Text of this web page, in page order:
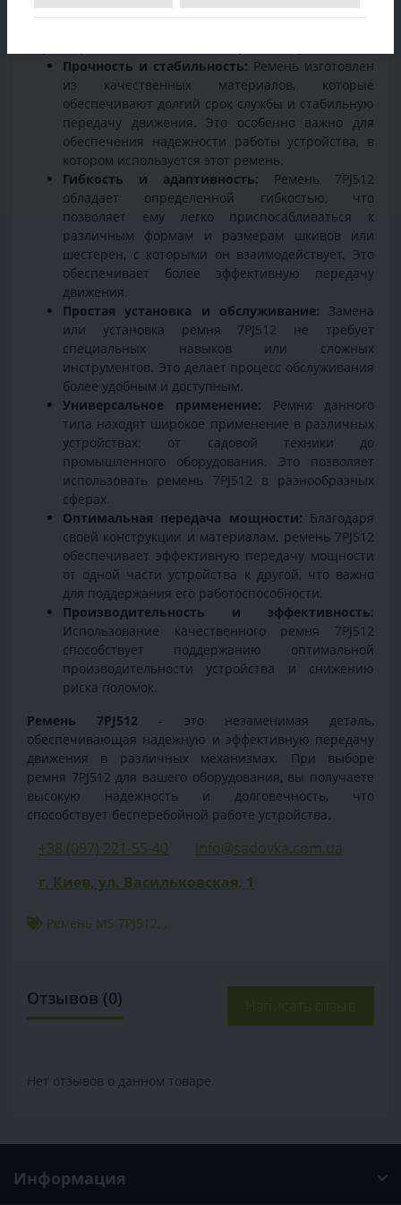
ремень имеет длину 7PJ512, что означает семь ребер
Прочность и стабильность: Ремень изготовлен
из качественных материалов, которые
обеспечивают долгий срок службы и стабильную
передачу движения. Это особенно важно для
обеспечения надежности работы устройства, в
котором используется этот ремень.
Гибкость и адаптивность: Ремень 7PJ512
обладает определенной гибкостью, что
позволяет ему легко приспосабливаться к
различным формам и размерам шкивов или
шестерен, с которыми он взаимодействует. Это
обеспечивает более эффективную передачу
движения.
Простая установка и обслуживание: Замена
или установка ремня 7PJ512 не требует
специальных навыков или сложных
инструментов. Это делает процесс обслуживания
более удобным и доступным.
Универсальное применение: Ремни данного
типа находят широкое применение в различных
устройствах: от садовой техники до
промышленного оборудования. Это позволяет
использовать ремень 7PJ512 в разнообразных
сферах.
Оптимальная передача мощности: Благодаря
своей конструкции и материалам, ремень 7PJ512
обеспечивает эффективную передачу мощности
от одной части устройства к другой, что важно
для поддержания его работоспособности.
Производительность и эффективность:
Использование качественного ремня 7PJ512
способствует поддержанию оптимальной
производительности устройства и снижению
риска поломок.
Ремень 7PJ512 - это незаменимая деталь,
обеспечивающая надежную и эффективную передачу
движения в различных механизмах. При выборе
ремня 7PJ512 для вашего оборудования, вы получаете
высокую надежность и долговечность, что
способствует бесперебойной работе устройства.
+38 (097) 221-55-40
info@sadovka.com.ua
г. Киев, ул. Васильковская, 1
Ремень MS 7PJ512, ,
Отзывов (0) Написать отзыв
Нет отзывов о данном товаре.
Информация